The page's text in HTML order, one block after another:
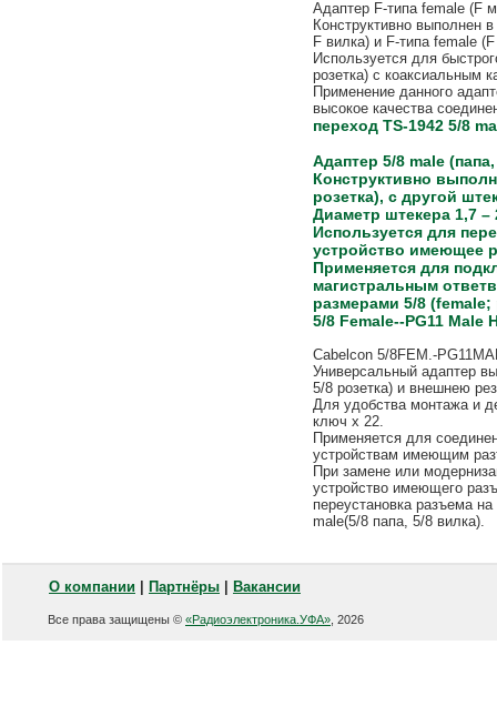
Адаптер F-типа female (F
Конструктивно выполнен
F вилка) и F-типа female
Используется для
розетка) с коаксиальным
Применение данного
высокое качества
переход TS-1942 5/8
Адаптер 5/8 male
Конструктивно
розетка), с другой
Диаметр штекера 1,7
Используется для
устройство имеющее
Применяется для
магистральным
размерами 5/8 (female;
5/8 Female--PG11 Male
Cabelcon 5/8FEM.-
Универсальный адаптер
5/8 розетка) и внешнею
Для удобства монтажа и
ключ х 22.
Применяется для
устройствам имеющим
При замене или
устройство имеющего
переустановка разъема
male(5/8 папа, 5/8 вилка).
О компании Партнёры Вакансии
Все права защищены © «Радиоэлектроника.УФА» , 2026